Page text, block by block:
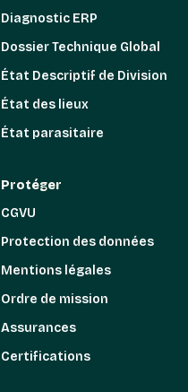
Diagnostic ERP
Dossier Technique Global
État Descriptif de Division
État des lieux
État parasitaire
Protéger
CGVU
Protection des données
Mentions légales
Ordre de mission
Assurances
Certifications